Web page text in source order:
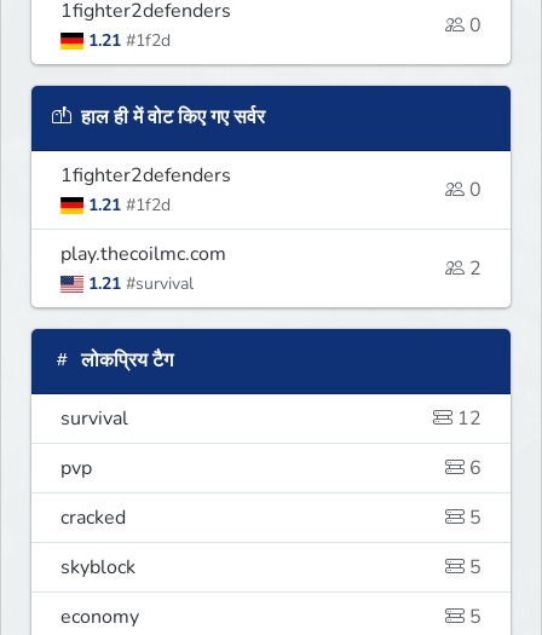
1fighter2defenders
1.21 #1f2d
0
हाल ही में वोट किए गए सर्वर
1fighter2defenders
1.21 #1f2d
0
play.thecoilmc.com
1.21 #survival
2
लोकप्रिय टैग
survival
12
pvp
6
cracked
5
skyblock
5
economy
5